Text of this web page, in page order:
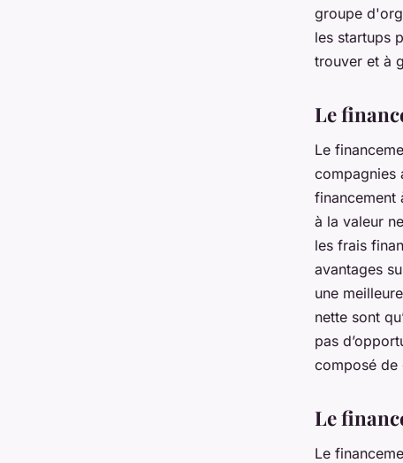
groupe
les startups
trouver et à
Le
Le
compagnies
financement
à la valeur
les frais
avantages
une
nette sont
pas
composé de
Le
Le